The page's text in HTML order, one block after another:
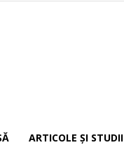
ARTICOLE ŞI STUDII